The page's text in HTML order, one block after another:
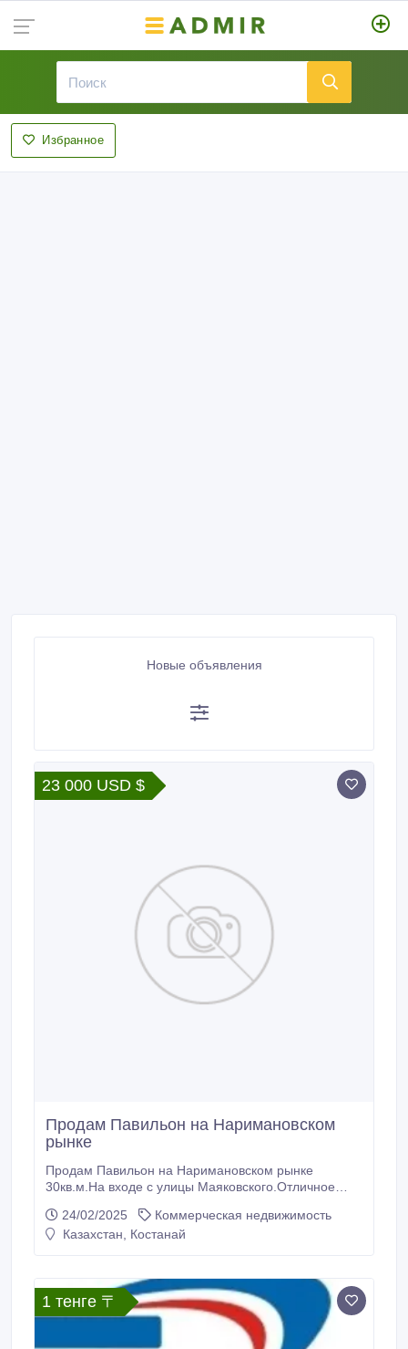
Избранное
Новые объявления
23 000 USD $
Продам Павильон на Наримановском
рынке
Продам Павильон на Наримановском рынке
30кв.м.На входе с улицы Маяковского.Отличное
24/02/2025
Коммерческая недвижимость
Казахстан, Костанай
1 тенге 〒